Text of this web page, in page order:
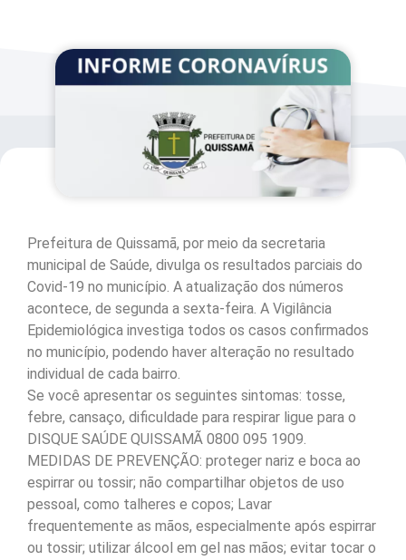
Prefeitura de Quissamã, por meio da secretaria
municipal de Saúde, divulga os resultados parciais do
Covid-19 no município. A atualização dos números
acontece, de segunda a sexta-feira. A Vigilância
Epidemiológica investiga todos os casos confirmados
no município, podendo haver alteração no resultado
individual de cada bairro.
Se você apresentar os seguintes sintomas: tosse,
febre, cansaço, dificuldade para respirar ligue para o
DISQUE SAÚDE QUISSAMÃ 0800 095 1909.
MEDIDAS DE PREVENÇÃO: proteger nariz e boca ao
espirrar ou tossir; não compartilhar objetos de uso
pessoal, como talheres e copos; Lavar
frequentemente as mãos, especialmente após espirrar
ou tossir; utilizar álcool em gel nas mãos; evitar tocar o